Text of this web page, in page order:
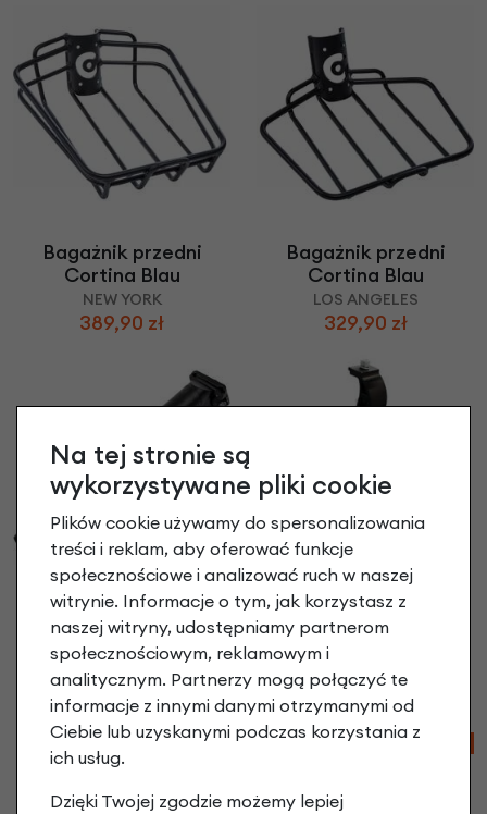
Bagażnik przedni
Cortina Blau
NEW YORK
389,90 zł
Bagażnik przedni
Cortina Blau
LOS ANGELES
329,90 zł
Czarna sztyca
podsiodełkowa
Cortina Blau 30.0 x
300mm
59,90 zł
Podwójna nóżka
rowerowa Cortina
199,90 zł
Na tej stronie są
wykorzystywane pliki cookie
Plików cookie używamy do spersonalizowania
treści i reklam, aby oferować funkcje
społecznościowe i analizować ruch w naszej
witrynie. Informacje o tym, jak korzystasz z
naszej witryny, udostępniamy partnerom
społecznościowym, reklamowym i
analitycznym. Partnerzy mogą połączyć te
informacje z innymi danymi otrzymanymi od
Ciebie lub uzyskanymi podczas korzystania z
ich usług.
Dzięki Twojej zgodzie możemy lepiej